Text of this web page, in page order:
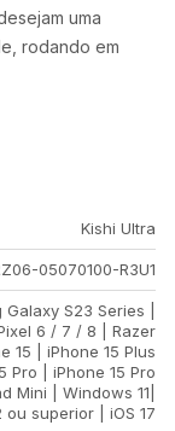
uma
rodando em
Kishi Ultra
05070100-R3U1
Galaxy S23 Series |
6 / 7 / 8 | Razer
15 | iPhone 15 Plus
Pro | iPhone 15 Pro
Mini | Windows 11|
ou superior | iOS 17